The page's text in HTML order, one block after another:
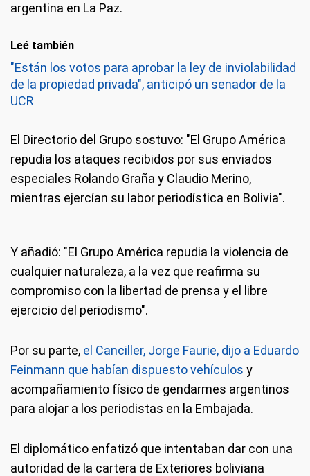
argentina en La Paz.
Leé también
"Están los votos para aprobar la ley de inviolabilidad
de la propiedad privada", anticipó un senador de la
UCR
El Directorio del Grupo sostuvo: "El Grupo América
repudia los ataques recibidos por sus enviados
especiales Rolando Graña y Claudio Merino,
mientras ejercían su labor periodística en Bolivia".
Y añadió: "El Grupo América repudia la violencia de
cualquier naturaleza, a la vez que reafirma su
compromiso con la libertad de prensa y el libre
ejercicio del periodismo".
Por su parte, el Canciller, Jorge Faurie, dijo a Eduardo
Feinmann que habían dispuesto vehículos y
acompañamiento físico de gendarmes argentinos
para alojar a los periodistas en la Embajada.
El diplomático enfatizó que intentaban dar con una
autoridad de la cartera de Exteriores boliviana